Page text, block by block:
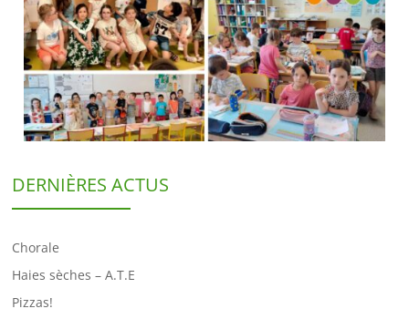
DERNIÈRES ACTUS
Chorale
Haies sèches – A.T.E
Pizzas!